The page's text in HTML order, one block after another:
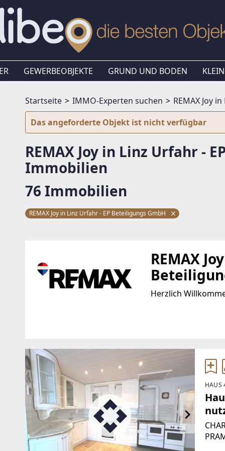
GEWERBEOBJEKTE GRUND UND BODEN
Startseite IMMO-Experten suchen
REMAX Joy
Das angeforderte Objekt ist nicht verfügbar
REMAX Joy in Linz Urfahr -
Immobilien
76 Immobilien
REMAX Joy in Linz Urfahr - EP Beteiligungs GmbH
REMAX
Herzlich
Hauptstraße 69
4020 Linz
https://
EMAIL
eisinger@remax-
HAUS